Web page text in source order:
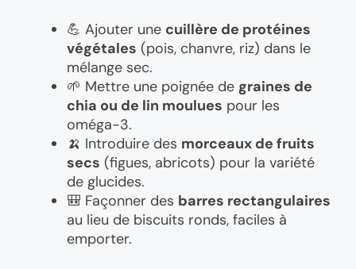
💪 Ajouter une cuillère de protéines
végétales (pois, chanvre, riz) dans le
mélange sec.
🌱 Mettre une poignée de graines de
chia ou de lin moulues pour les
oméga-3.
🍌 Introduire des morceaux de fruits
secs (figues, abricots) pour la variété
de glucides.
🎒 Façonner des barres rectangulaires
au lieu de biscuits ronds, faciles à
emporter.